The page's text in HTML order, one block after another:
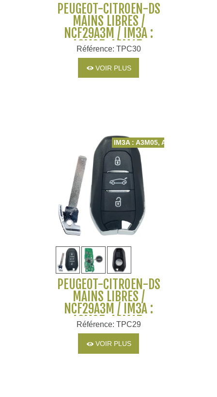
PEUGEOT-CITROËN-DS
MAINS LIBRES /
NCF29A3M / IM3A :
A3M05, A3M15,
A3M65, HU83, PHARE
Référence: TPC30
VOIR PLUS
IM3A : A3M05, A3M15, A3M65
PEUGEOT-CITROËN-DS
MAINS LIBRES /
NCF29A3M / IM3A :
A3M05, A3M15,
A3M65, VA2, COFFRE
Référence: TPC29
VOIR PLUS